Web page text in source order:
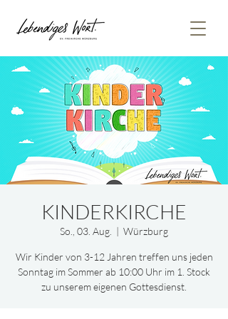
KINDERKIRCHE
So., 03. Aug.
  |
Würzburg
Wir Kinder von 3-12 Jahren treffen uns jeden
Sonntag im Sommer ab 10:00 Uhr im 1. Stock
zu unserem eigenen Gottesdienst.